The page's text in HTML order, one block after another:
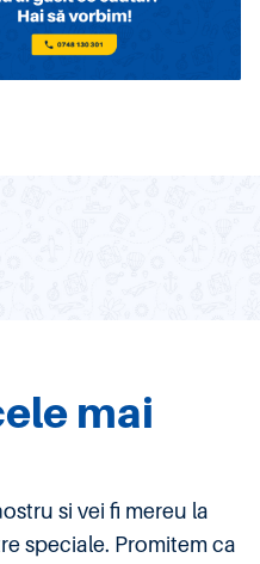
mai
si vei fi mereu la
speciale. Promitem ca